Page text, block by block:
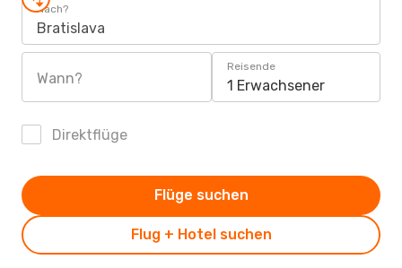
Nach?
Bratislava
Wann?
Reisende
1 Erwachsener
Direktflüge
Flug + Hotel suchen
Flüge suchen